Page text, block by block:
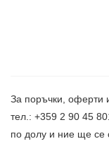
За поръчки, оферти
тел.: +359 2 90 45
по долу и ние ще се